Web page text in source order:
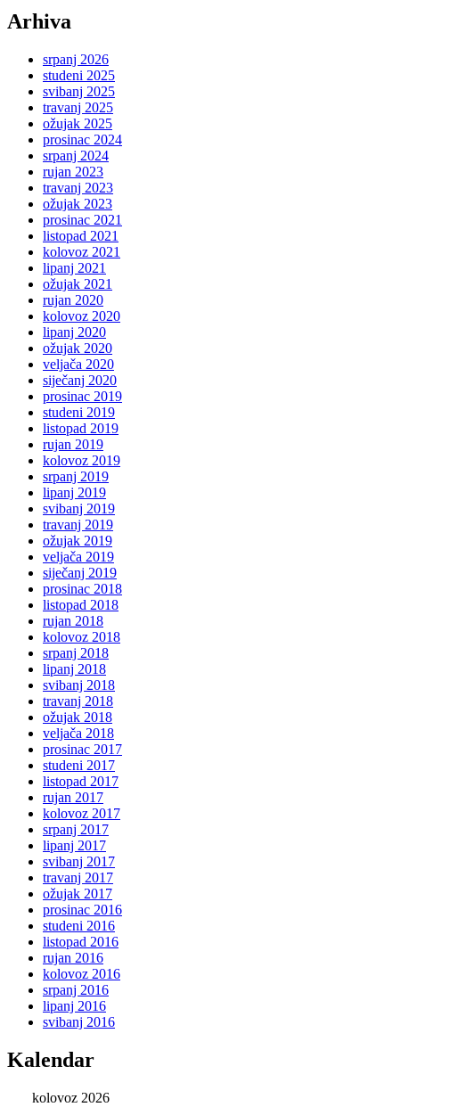
Arhiva
srpanj 2026
studeni 2025
svibanj 2025
travanj 2025
ožujak 2025
prosinac 2024
srpanj 2024
rujan 2023
travanj 2023
ožujak 2023
prosinac 2021
listopad 2021
kolovoz 2021
lipanj 2021
ožujak 2021
rujan 2020
kolovoz 2020
lipanj 2020
ožujak 2020
veljača 2020
siječanj 2020
prosinac 2019
studeni 2019
listopad 2019
rujan 2019
kolovoz 2019
srpanj 2019
lipanj 2019
svibanj 2019
travanj 2019
ožujak 2019
veljača 2019
siječanj 2019
prosinac 2018
listopad 2018
rujan 2018
kolovoz 2018
srpanj 2018
lipanj 2018
svibanj 2018
travanj 2018
ožujak 2018
veljača 2018
prosinac 2017
studeni 2017
listopad 2017
rujan 2017
kolovoz 2017
srpanj 2017
lipanj 2017
svibanj 2017
travanj 2017
ožujak 2017
prosinac 2016
studeni 2016
listopad 2016
rujan 2016
kolovoz 2016
srpanj 2016
lipanj 2016
svibanj 2016
Kalendar
kolovoz 2026